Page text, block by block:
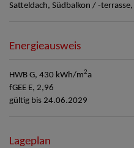
Satteldach Südbalkon / -terrasse
Energieausweis
HWB G, 430 kWh/m2a
fGEE E, 2,96
gültig bis 24.06.2029
Lageplan